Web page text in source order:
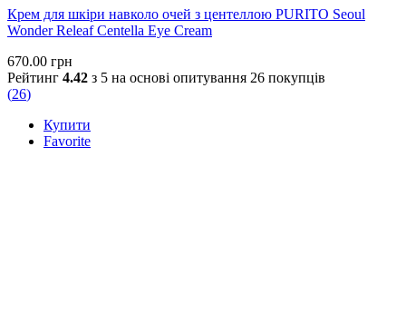
Крем для шкіри навколо очей з центеллою PURITO Seoul
Wonder Releaf Centella Eye Cream
670.00 грн
Рейтинг 4.42 з 5 на основі опитування 26 покупців
(26)
Купити
Favorite